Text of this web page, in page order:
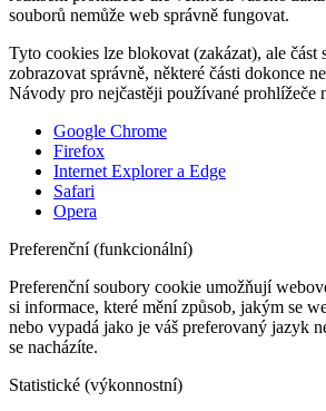
souborů nemůže web správně fungovat.
Tyto cookies lze blokovat (zakázat), ale část
zobrazovat správně, některé části dokonce
Návody pro nejčastěji používané prohlížeče
Google Chrome
Firefox
Internet Explorer a Edge
Safari
Opera
Preferenční (funkcionální)
Preferenční soubory cookie umožňují
si informace, které mění způsob, jakým se
nebo vypadá jako je váš preferovaný jazyk
se nacházíte.
Statistické (výkonnostní)